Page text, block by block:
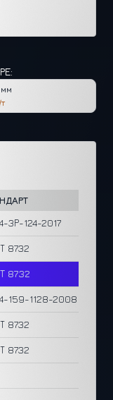
3Р-124-2017
8732
8732
159-1128-2008
8732
8732